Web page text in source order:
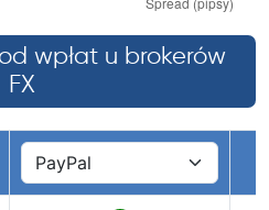
wpłat u brokerów
FX